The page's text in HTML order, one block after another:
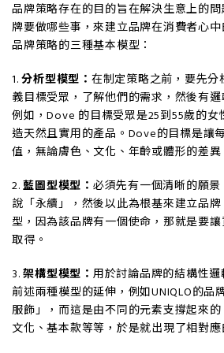
品牌策略存在的目的旨在解決生意上的
牌要做哪些事，來建立品牌在消費者心
品牌策略的三種基本模型：
1.分析型模型： 在制定策略之前，要先
義目標受眾，了解他們的需求，然後有
例如，Dove 的目標受眾是25到55歲的女
造天然且實用的產品。Dove的目標是讓
值，無論膚色、文化、年齡或體形的差異
2.藍圖型模型： 必須先有一個清晰的願
說「永續」，然後以此為根基來建立品
型，因為該品牌有一個使命，那就是要
取得。
3.架構型模型： 用於討論品牌的結構性
前述兩種模型的延伸，例如UNIQLO的品
服飾」，而這是由不同的元素支撐起來
文化、基本款等等，於是就出現了相對應